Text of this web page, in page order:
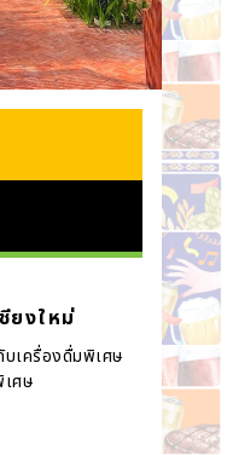
ยงใหม่
บเครื่องดื่มพิเศษ
ศษ